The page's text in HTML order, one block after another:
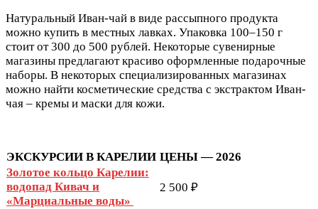
Натуральный Иван-чай в виде рассыпного продукта
можно купить в местных лавках. Упаковка 100–150 г
стоит от 300 до 500 рублей. Некоторые сувенирные
магазины предлагают красиво оформленные подарочные
наборы. В некоторых специализированных магазинах
можно найти косметические средства с экстрактом Иван-
чая – кремы и маски для кожи.
ЭКСКУРСИИ В КАРЕЛИИ ЦЕНЫ — 2026
Золотое кольцо Карелии:
водопад Кивач и
«Марциальные воды»
2 500 ₽